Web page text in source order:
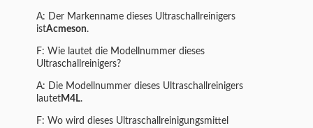
A: Der Markenname dieses Ultraschallreinigers
istAcmeson.
F: Wie lautet die Modellnummer dieses
Ultraschallreinigers?
A: Die Modellnummer dieses Ultraschallreinigers
lautetM4L.
F: Wo wird dieses Ultraschallreinigungsmittel